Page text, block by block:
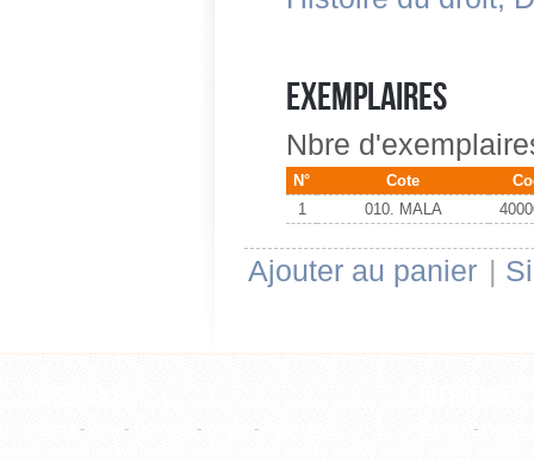
Exemplaires
Nbre
N° Cote
1
010. MALA
Ajouter au panier |
- - - - -